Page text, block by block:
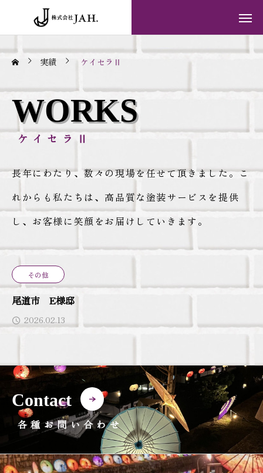
実績 ケイセラⅡ
WORKS
ケイセラⅡ
長年にわたり、数々の現場を任せて頂きました。こ
れからも私たちは、高品質な塗装サービスを提供
し、お客様に笑顔をお届けしていきます。
その他
尾道市 E様邸
2026.02.13
Contact
各種お問い合わせ